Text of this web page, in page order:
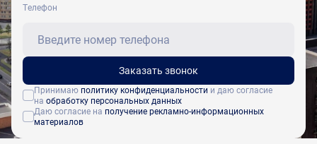
Tелефон
Заказать звонок
Принимаю политику конфиденциальности и даю согласие
на обработку персональных данных
Даю согласие на получение рекламно-информационных
материалов